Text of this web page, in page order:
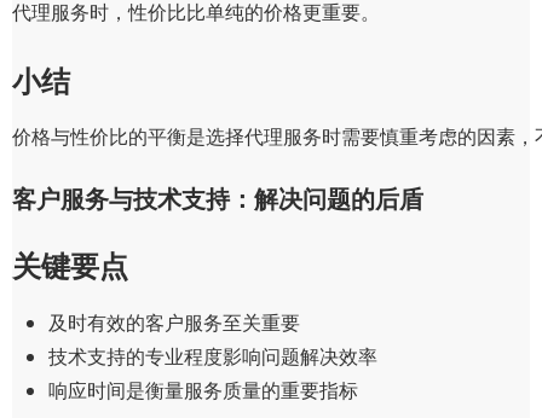
代理服务时，性价比比单纯的价格更重要。
小结
价格与性价比的平衡是选择代理服务时需要慎重考虑的因素
客户服务与技术支持：解决问题的后盾
关键要点
及时有效的客户服务至关重要
技术支持的专业程度影响问题解决效率
响应时间是衡量服务质量的重要指标